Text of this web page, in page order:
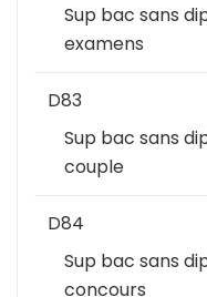
Sup bac sans
examens
D83
Sup bac sans
couple
D84
Sup bac sans
concours